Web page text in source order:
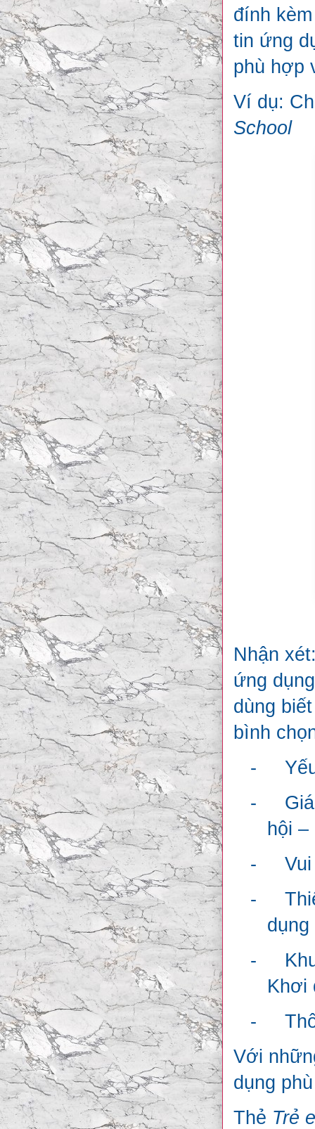
đính
tin ứng
phù hợp
Ví dụ:
School
Nhận
ứng
dùng
bình
-
-
hội
-
-
-
Khơi
-
Với
dụng
Thẻ Trẻ